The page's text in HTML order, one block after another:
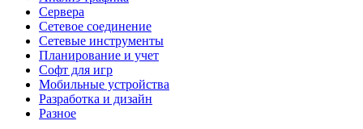
Сервера
Сетевое соединение
Сетевые инструменты
Планирование и учет
Софт для игр
Мобильные устройства
Разработка и дизайн
Разное